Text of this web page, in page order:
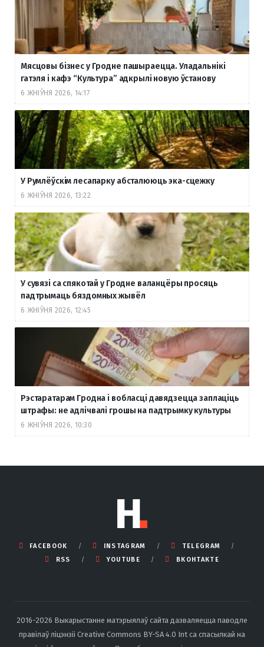
Мясцовы бізнес у Гродне пашыраецца. Уладальнікі
гатэля і кафэ “Культура” адкрылі новую ўстанову
6 ЖНІЎНЯ 2026, 14:17
У Румлёўскім лесапарку абсталююць эка-сцежку
6 ЖНІЎНЯ 2026, 13:22
У сувязі са спякотай у Гродне валанцёры просяць
падтрымаць бяздомных жывёл
6 ЖНІЎНЯ 2026, 12:45
Рэстаратарам Гродна і вобласці давядзецца заплаціць
штрафы: не адлічвалі грошы на падтрымку культуры
6 ЖНІЎНЯ 2026, 10:30
FACEBOOK INSTAGRAM
TELEGRAM
RSS
YOUTUBE ВКОНТАКТЕ
2016-2026 Выкарыстанне матэрыялаў сайта дазваляецца паводле
правілаў ліцэнзіі Creative Commons BY-SA 4.0 Int са спасылкай на